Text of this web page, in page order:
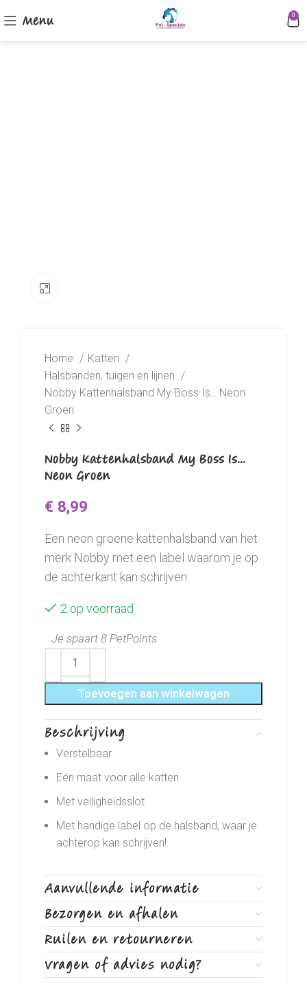
Menu 0
Home
Katten
Halsbanden, tuigen en lijnen
Nobby Kattenhalsband My Boss Is… Neon
Groen
Nobby Kattenhalsband My Boss Is…
Neon Groen
€ 8,99
Een neon groene kattenhalsband van het
merk Nobby met een label waarom je op
de achterkant kan schrijven.
2 op voorraad
Je spaart 8 PetPoints
Toevoegen aan winkelwagen
Beschrijving
Verstelbaar
Eén maat voor alle katten
Met veiligheidsslot
Met handige label op de halsband, waar je
achterop kan schrijven!
Aanvullende informatie
Bezorgen en afhalen
Ruilen en retourneren
Vragen of advies nodig?